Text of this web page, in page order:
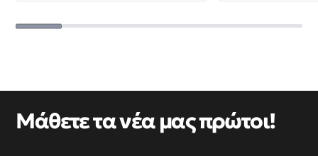
Μάθετε τα νέα μας πρώτοι!